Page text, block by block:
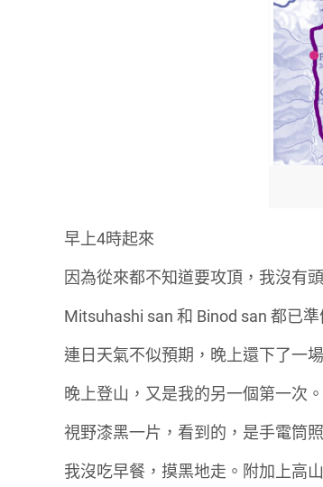
早上4時起來
因為從來都不知道要攻頂，我沒有
Mitsuhashi san 和 Binod san 都已
連日天氣不似預期，晚上還下了一
晚上登山，又是我的另一個第一次。
視野漆黑一片，看到的，是手電筒
我沒吃早餐，摸黑地走。附加上高